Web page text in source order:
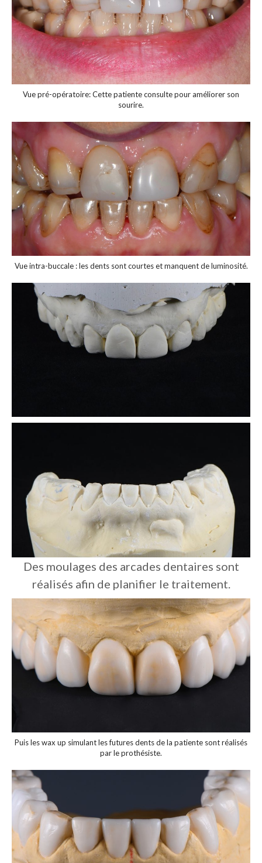
Vue pré-opératoire: Cette patiente consulte pour améliorer son
sourire.
Vue intra-buccale : les dents sont courtes et manquent de luminosité.
Des moulages des arcades dentaires sont
réalisés afin de planifier le traitement.
Puis les wax up simulant les futures dents de la patiente sont réalisés
par le prothésiste.